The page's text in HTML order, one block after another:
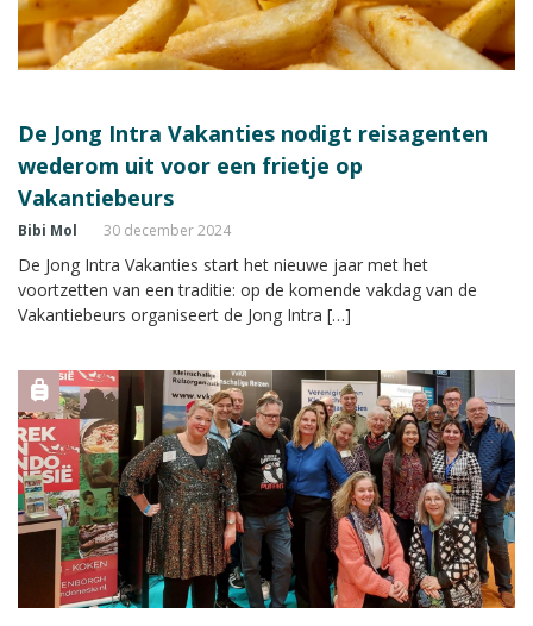
De Jong Intra Vakanties nodigt reisagenten
wederom uit voor een frietje op
Vakantiebeurs
Bibi Mol 30 december 2024
De Jong Intra Vakanties start het nieuwe jaar met het
voortzetten van een traditie: op de komende vakdag van de
Vakantiebeurs organiseert de Jong Intra […]